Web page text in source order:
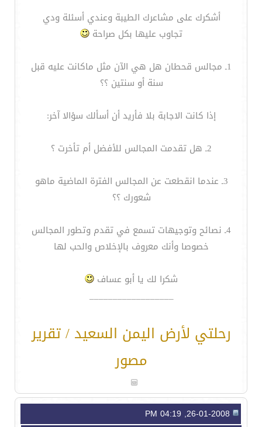
أشكرك على مشاعرك الطيبة وعندي أسئلة ودي
تجاوب عليها بكل صراحة
1ـ مجالس قحطان هل هي الآن مثل ماكانت عليه قبل
سنة أو سنتين ؟؟
إذا كانت الاجابة بلا فأريد أن أسألك سؤالا آخر:
2ـ هل تقدمت المجالس للأفضل أم تأخرت ؟
3ـ عندما انقطعت عن المجالس الفترة الماضية ماهو
شعورك ؟؟
4ـ نصائح وتوجيهات تسمع في تقدم وتطور المجالس
خصوصا وأنك معروف بالإخلاص والحب لها
شكرا لك يا أبو عساف
__________________
رحلتي لأرض اليمن السعيد / تقرير
مصور